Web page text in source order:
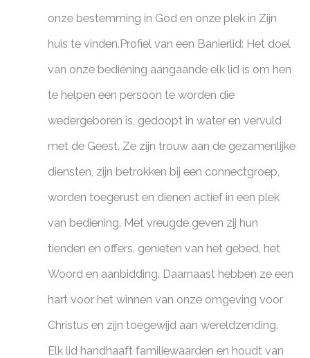
onze bestemming in God en onze plek in Zijn
huis te vinden.Profiel van een Banierlid: Het doel
van onze bediening aangaande elk lid is om hen
te helpen een persoon te worden die
wedergeboren is, gedoopt in water en vervuld
met de Geest. Ze zijn trouw aan de gezamenlijke
diensten, zijn betrokken bij een connectgroep,
worden toegerust en dienen actief in een plek
van bediening. Met vreugde geven zij hun
tienden en offers, genieten van het gebed, het
Woord en aanbidding. Daarnaast hebben ze een
hart voor het winnen van onze omgeving voor
Christus en zijn toegewijd aan wereldzending.
Elk lid handhaaft familiewaarden en houdt van